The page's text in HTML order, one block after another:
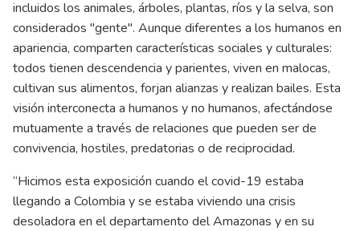
incluidos los animales, árboles, plantas, ríos y la selva, son
considerados "gente". Aunque diferentes a los humanos en
apariencia, comparten características sociales y culturales:
todos tienen descendencia y parientes, viven en malocas,
cultivan sus alimentos, forjan alianzas y realizan bailes. Esta
visión interconecta a humanos y no humanos, afectándose
mutuamente a través de relaciones que pueden ser de
convivencia, hostiles, predatorias o de reciprocidad.
“Hicimos esta exposición cuando el covid-19 estaba
llegando a Colombia y se estaba viviendo una crisis
desoladora en el departamento del Amazonas y en su